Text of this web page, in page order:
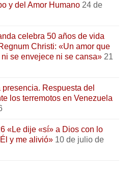
y del Amor Humano 24 de
celebra 50 años de vida
Christi: «Un amor que
se envejece ni se cansa» 21
Respuesta del
los terremotos en Venezuela
«Le dije «sí» a Dios con lo
y me alivió» 10 de julio de